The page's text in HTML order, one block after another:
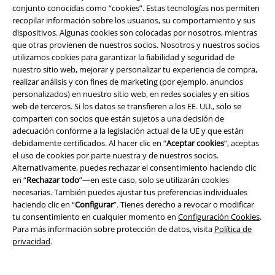
conjunto conocidas como “cookies”. Estas tecnologías nos permiten
recopilar información sobre los usuarios, su comportamiento y sus
dispositivos. Algunas cookies son colocadas por nosotros, mientras
que otras provienen de nuestros socios. Nosotros y nuestros socios
utilizamos cookies para garantizar la fiabilidad y seguridad de
nuestro sitio web, mejorar y personalizar tu experiencia de compra,
realizar análisis y con fines de marketing (por ejemplo, anuncios
personalizados) en nuestro sitio web, en redes sociales y en sitios
web de terceros. Si los datos se transfieren a los EE. UU., solo se
comparten con socios que están sujetos a una decisión de
adecuación conforme a la legislación actual de la UE y que están
debidamente certificados. Al hacer clic en “Aceptar cookies”, aceptas
el uso de cookies por parte nuestra y de nuestros socios.
Alternativamente, puedes rechazar el consentimiento haciendo clic
en “Rechazar todo”—en este caso, solo se utilizarán cookies
necesarias. También puedes ajustar tus preferencias individuales
haciendo clic en “Configurar”. Tienes derecho a revocar o modificar
tu consentimiento en cualquier momento en Configuración Cookies.
Para más información sobre protección de datos, visita Política de
privacidad.
mejor manera de hacerlo que con un atuendo elegante de su banda
favorita.
Ya sea una camiseta, una sudadera con capucha o una chaqueta, no te
puedes equivocar. Una combinación acertada de ropa cómoda y el
logotipo de su banda favorita es la idea perfecta para cualquier ocasión,
ya sea un cumpleaños, Navidad o una declaración de intenciones en la
vida cotidiana.
En nuestra tienda encontrarás una gran selección de camisetas oficiales
de bandas y otras prendas. Entre nuestros productos más vendidos se
incluyen:
Camisetas de Metallica
: encuentra camisetas de la banda de culto con
las portadas de álbumes más icónicas y lleva «Justice For All» al mundo.
Camisetas de Iron Maiden
: consigue el look perfecto para tu próxima
fiesta metalera con las inconfundibles letras.
Camisetas de Guns N' Roses
: Presume de los clásicos del rock con el
logotipo de la bala y la calavera en tu pecho.
Camisetas de AC/DC
: Toma la autopista al infierno y luego vuelve en
negro, ¡pero solo con la ropa adecuada!